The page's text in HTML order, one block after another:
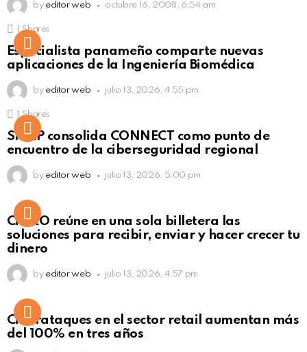
by editor web octubre 16, 2008, 6:54 am
Click to view this post
Shares
Especialista panameño comparte nuevas
aplicaciones de la Ingeniería Biomédica
by editor web julio 13, 2026, 4:55 pm
Click to view this post
Shares
SISAP consolida CONNECT como punto de
encuentro de la ciberseguridad regional
by editor web julio 13, 2026, 5:00 pm
Not Safe For Work
Click to view this post
CiNKO reúne en una sola billetera las
soluciones para recibir, enviar y hacer crecer tu
dinero
by editor web julio 13, 2026, 4:57 pm
Ciberataques en el sector retail aumentan más
del 100% en tres años